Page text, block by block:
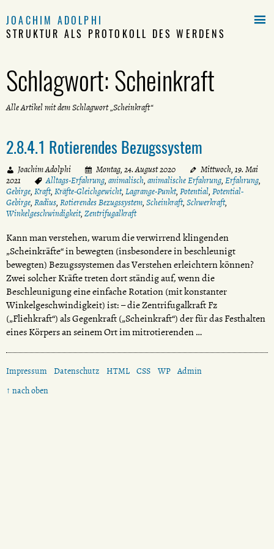
JOACHIM ADOLPHI
STRUKTUR ALS PROTOKOLL DES WERDENS
Schlagwort:Scheinkraft
Alle Artikel mit dem Schlagwort „Scheinkraft“
2.8.4.1 Rotierendes Bezugssystem
Joachim Adolphi Montag, 24. August 2020
Mittwoch, 19. Mai
2021
Alltags-Erfahrung, animalisch, animalische Erfahrung, Erfahrung,
Gebirge, Kraft, Kräfte-Gleichgewicht, Lagrange-Punkt, Potential, Potential-
Gebirge, Radius, Rotierendes Bezugssystem, Scheinkraft, Schwerkraft,
Winkelgeschwindigkeit, Zentrifugalkraft
Kann man verstehen, warum die verwirrend klingenden
„Scheinkräfte“ in bewegten (insbesondere in beschleunigt
bewegten) Bezugssystemen das Verstehen erleichtern können?
Zwei solcher Kräfte treten dort ständig auf, wenn die
Beschleunigung eine einfache Rotation (mit konstanter
Winkelgeschwindigkeit) ist: – die Zentrifugalkraft Fz
(„Fliehkraft“) als Gegenkraft („Scheinkraft“) der für das Festhalten
eines Körpers an seinem Ort im mitrotierenden …

Impressum Datenschutz HTML CSS WP Admin
↑ nach oben